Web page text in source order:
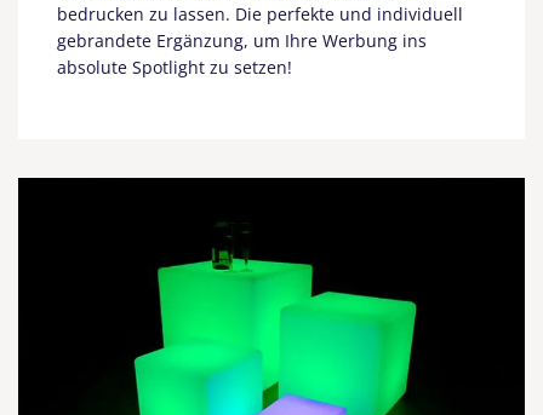
bedrucken zu lassen. Die perfekte und individuell
gebrandete Ergänzung, um Ihre Werbung ins
absolute Spotlight zu setzen!